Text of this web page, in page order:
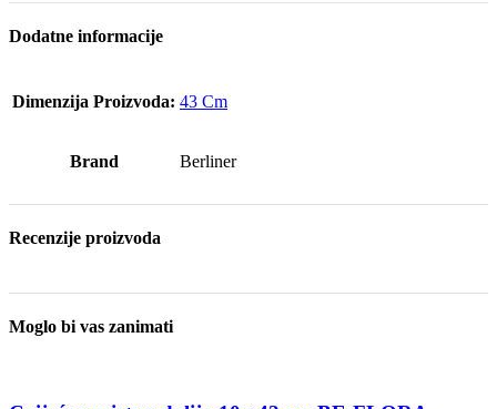
Dodatne informacije
Dimenzija Proizvoda: 43 Cm
Brand Berliner
Recenzije proizvoda
Moglo bi vas zanimati